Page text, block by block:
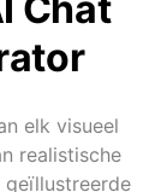
elk visueel
realistische